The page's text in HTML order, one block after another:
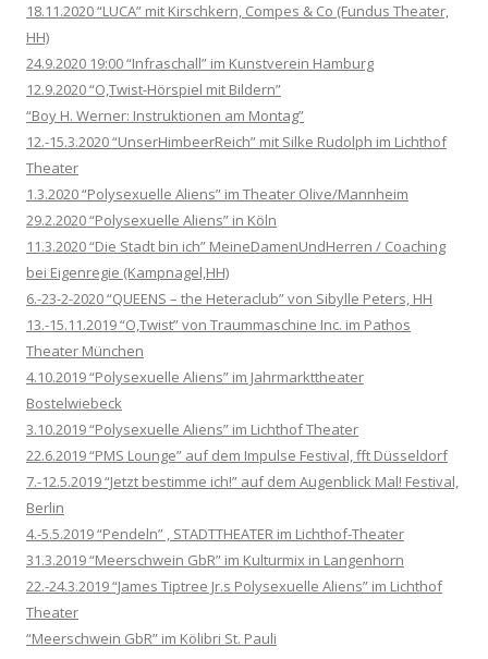
18.11.2020 “LUCA” mit Kirschkern, Compes & Co (Fundus Theater,
HH)
24.9.2020 19:00 “Infraschall” im Kunstverein Hamburg
12.9.2020 “O,Twist-Hörspiel mit Bildern”
“Boy H. Werner: Instruktionen am Montag”
12.-15.3.2020 “UnserHimbeerReich” mit Silke Rudolph im Lichthof
Theater
1.3.2020 “Polysexuelle Aliens” im Theater Olive/Mannheim
29.2.2020 “Polysexuelle Aliens” in Köln
11.3.2020 “Die Stadt bin ich” MeineDamenUndHerren / Coaching
bei Eigenregie (Kampnagel,HH)
6.-23-2-2020 “QUEENS – the Heteraclub” von Sibylle Peters, HH
13.-15.11.2019 “O,Twist” von Traummaschine Inc. im Pathos
Theater München
4.10.2019 “Polysexuelle Aliens” im Jahrmarkttheater
Bostelwiebeck
3.10.2019 “Polysexuelle Aliens” im Lichthof Theater
22.6.2019 “PMS Lounge” auf dem Impulse Festival, fft Düsseldorf
7.-12.5.2019 “Jetzt bestimme ich!” auf dem Augenblick Mal! Festival,
Berlin
4.-5.5.2019 “Pendeln” , STADTTHEATER im Lichthof-Theater
31.3.2019 “Meerschwein GbR” im Kulturmix in Langenhorn
22.-24.3.2019 “James Tiptree Jr.s Polysexuelle Aliens” im Lichthof
Theater
“Meerschwein GbR” im Kölibri St. Pauli